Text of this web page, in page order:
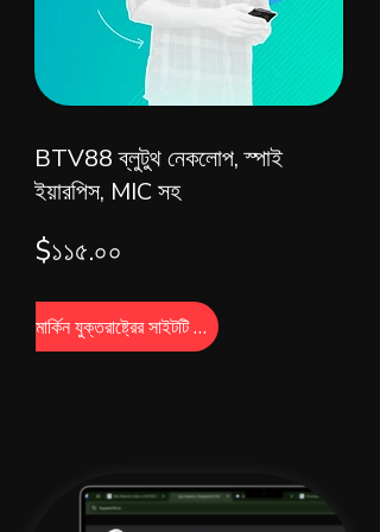
BTV88 ব্লুটুথ নেকলোপ, স্পাই
ইয়ারপিস, MIC সহ
$১১৫.০০
মার্কিন যুক্তরাষ্ট্রের সাইটটি দেখুন